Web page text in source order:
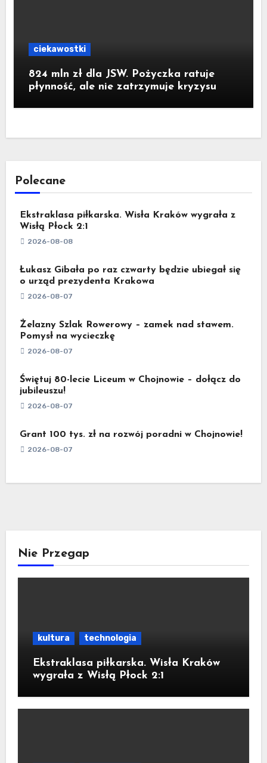
ciekawostki
824 mln zł dla JSW. Pożyczka ratuje
płynność, ale nie zatrzymuje kryzysu
Polecane
Ekstraklasa piłkarska. Wisła Kraków wygrała z
Wisłą Płock 2:1
2026-08-08
Łukasz Gibała po raz czwarty będzie ubiegał się
o urząd prezydenta Krakowa
2026-08-07
Żelazny Szlak Rowerowy – zamek nad stawem.
Pomysł na wycieczkę
2026-08-07
Świętuj 80-lecie Liceum w Chojnowie – dołącz do
jubileuszu!
2026-08-07
Grant 100 tys. zł na rozwój poradni w Chojnowie!
2026-08-07
Nie Przegap
kultura technologia
Ekstraklasa piłkarska. Wisła Kraków
wygrała z Wisłą Płock 2:1